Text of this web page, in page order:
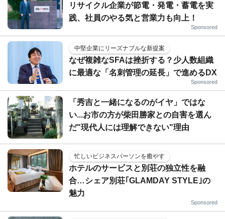
リサイクル企業が節電・発電・蓄電を実
践、社員のやる気と営業力も向上！
Sponsored
中堅企業にリーズナブルな新提案
なぜ複雑なSFAは挫折する？少人数組織
に最適な「名刺管理の延長」で進めるDX
Sponsored
「秀吉と一緒になるのがイヤ」ではな
い...お市の方が柴田勝家との自害を選ん
だ"現代人には理解できない"理由
忙しいビジネスパーソンを癒やす
ホテルのサービスと別荘の独立性を融
合…シェア別荘｢GLAMDAY STYLE｣の
魅力
Sponsored